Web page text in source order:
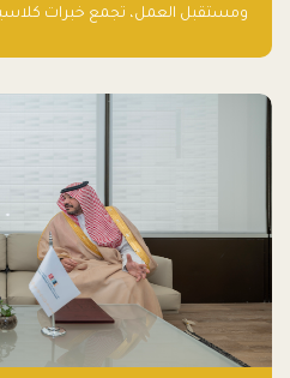
ومستقبل العمل، تجمع خبرات
العالمية.